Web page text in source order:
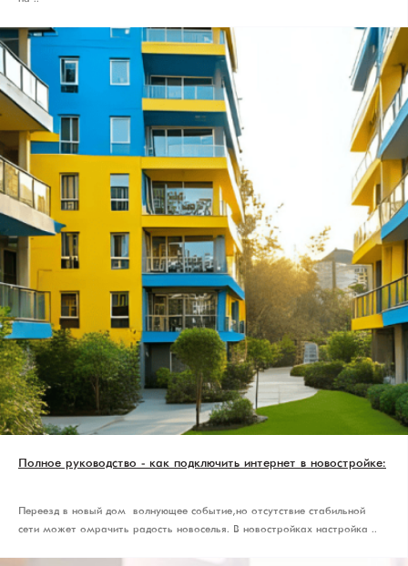
Полное руководство - как подключить интернет в новостройке:
Переезд в новый дом — волнующее событие, но отсутствие стабильной
сети может омрачить радость новоселья. В новостройках настройка ..